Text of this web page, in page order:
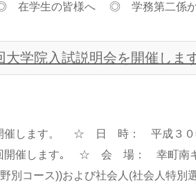
在学生の皆様へ ◎ 学務第二係か
学院入試説明会を開催しま
会を開催します。 ☆ 日 時
回開催します｡ ☆ 会 場： 幸町南
別コース))および社会人(社会人特